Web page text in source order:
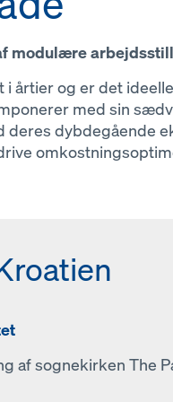
modulære
og er det
med sin
dybdegående
af sognekirken The
af facaden på to